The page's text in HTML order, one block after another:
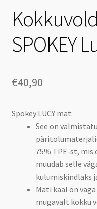
SPOKEY
€40,90
Spokey LUCY mat:
See on
75% TPE-st,
muudab selle
kulumiskindlaks
Mati kaal on
mugavalt kokku